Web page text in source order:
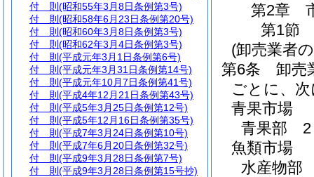
第2章
第1節
(卸売業者
第6条
卸売
ごとに、
青果市場
青果部 2
魚類市場
水産物
付 則 (昭和55年3月8日条例第3号)
付 則 (昭和58年6月23日条例第20号)
付 則 (昭和60年3月8日条例第3号)
付 則 (昭和62年3月4日条例第3号)
付 則 (平成元年3月1日条例第6号)
付 則 (平成元年3月31日条例第14号)
付 則 (平成元年10月7日条例第41号)
付 則 (平成4年12月21日条例第43号)
付 則 (平成5年3月25日条例第12号)
付 則 (平成5年12月16日条例第35号)
付 則 (平成7年3月24日条例第10号)
付 則 (平成7年6月20日条例第32号)
付 則 (平成9年3月28日条例第7号)
付 則 (平成9年3月28日条例第15号抄)